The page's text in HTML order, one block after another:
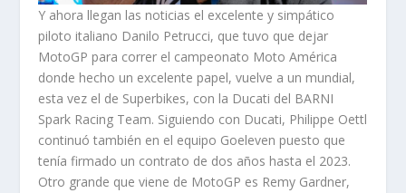
Y ahora llegan las noticias el excelente y simpático
piloto italiano Danilo Petrucci, que tuvo que dejar
MotoGP para correr el campeonato Moto América
donde hecho un excelente papel, vuelve a un mundial,
esta vez el de Superbikes, con la Ducati del BARNI
Spark Racing Team. Siguiendo con Ducati, Philippe Oettl
continuó también en el equipo Goeleven puesto que
tenía firmado un contrato de dos años hasta el 2023.
Otro grande que viene de MotoGP es Remy Gardner,